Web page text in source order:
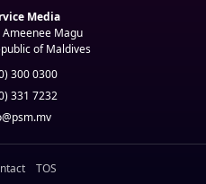
Media
Ameenee Magu
of Maldives
300 0300
331 7232
TOS